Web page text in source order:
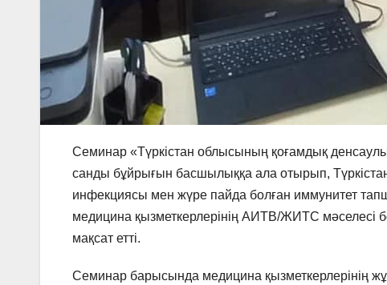
Семинар «Түркістан облысының қоғамдық
санды бұйрығын басшылыққа ала отырып,
инфекциясы мен жүре пайда болған иммунитет
медицина қызметкерлерінің АИТВ/ЖИТС мәселесі
мақсат етті.
Семинар барысында медицина қызметкерлерінің